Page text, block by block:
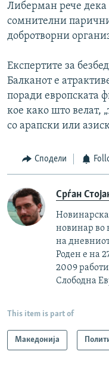
Либерман рече дека
сомнителни
добротворни
Експертите за
Балканот е
поради европската
кое како што велат,
со арапски или
Сподели
Срѓан
новинар во
на
Роден е на
2009
Слободна
This item is part of
Македонија